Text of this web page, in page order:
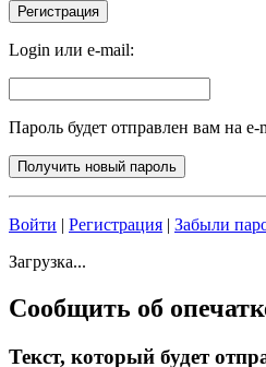
Login или e-mail:
Пароль будет отправлен вам на e-
Войти Регистрация
Забыли
Загрузка...
Сообщить об
Текст, который будет